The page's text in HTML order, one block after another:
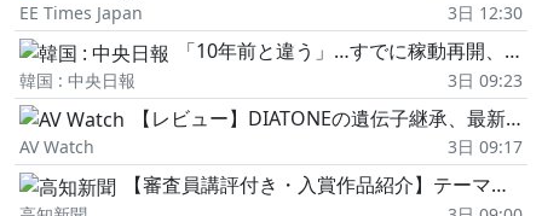
EE Times Japan 3日 12:30
「10年前と違う」…すでに稼動再開、日本の「シリコンアイランド」の秘訣
韓国 : 中央日報 3日 09:23
【レビュー】DIATONEの遺伝子継承、最新なのに懐かしい“惚れる音"Tecnologia e Cuore「DS-TC52B」を聴く
AV Watch 3日 09:17
【審査員講評付き・入賞作品紹介】テーマ「○○界隈」―第35回まんが甲子園